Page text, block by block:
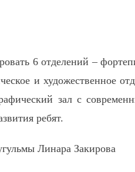
6 отделений –
и художественное
зал с
ребят.
Линара Закирова